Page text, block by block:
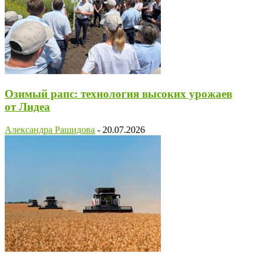
Озимый рапс: технология высоких урожаев
от Лидеа
Александра Рашидова - 20.07.2026